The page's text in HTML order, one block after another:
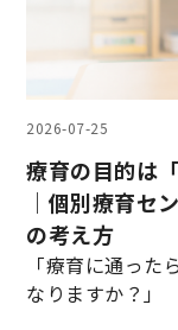
2026-07-25
療育の目的は
｜個別療育セ
の考え方
「療育に通っ
なりますか？」